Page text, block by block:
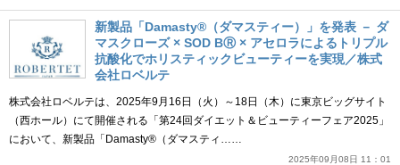
新製品「Damasty®（ダマスティー）」を発表 － ダ
マスクローズ × SOD BⓇ × アセロラによるトリプル
抗酸化でホリスティックビューティーを実現／株式
会社ロベルテ
株式会社ロベルテは、2025年9月16日（火）～18日（木）に東京ビッグサイト
（西ホール）にて開催される「第24回ダイエット＆ビューティーフェア2025」
において、新製品「Damasty®（ダマスティ……
2025年09月08日 11：01